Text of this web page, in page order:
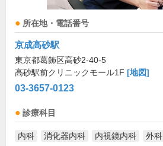
所在地・電話番号
京成高砂駅
東京都葛飾区高砂2-40-5
高砂駅前クリニックモール1F [地図]
03-3657-0123
診療科目
内科 消化器内科 内視鏡内科 外科